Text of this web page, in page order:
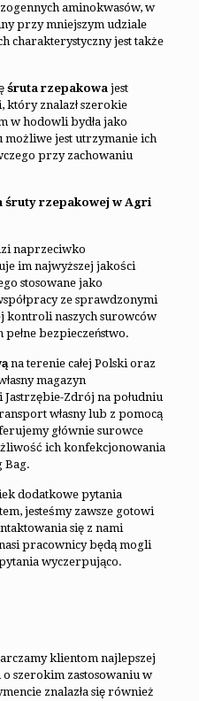
aminokwasów, w
przy mniejszym udziale
charakterystyczny jest także
śruta rzepakowa jest
który znalazł szerokie
w hodowli bydła jako
możliwe jest utrzymanie ich
przy zachowaniu
śruty rzepakowej w Agri
naprzeciwko
im najwyższej jakości
stosowane jako
ze sprawdzonymi
kontroli naszych surowców
bezpieczeństwo.
na terenie całej Polski oraz
magazyn
Zdrój na południu
własny lub z pomocą
głównie surowce
ich konfekcjonowania
Bag.
dodatkowe pytania
jesteśmy zawsze gotowi
się z nami
pracownicy będą mogli
wyczerpująco.
klientom najlepszej
szerokim zastosowaniu w
znalazła się również